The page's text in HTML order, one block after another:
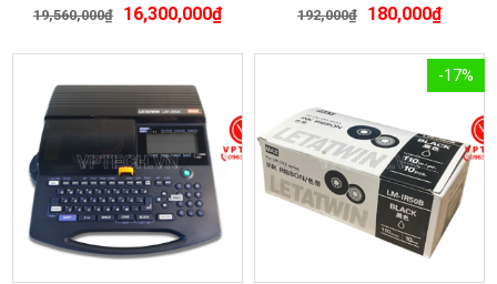
19,560,000₫
Giá
19,560,000₫.
16,300,000₫Giá
16,300,000₫.
192,000₫
Giá
192,000₫.
180,000₫Giá
tại
là:
-17%